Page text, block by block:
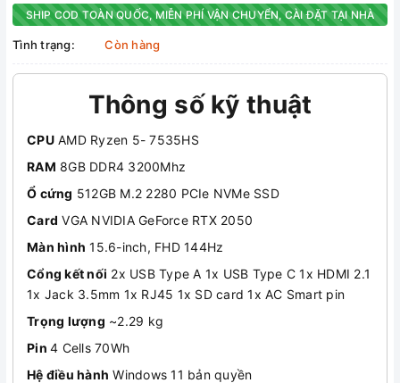
SHIP COD TOÀN QUỐC, MIỄN PHÍ VẬN CHUYỂN, CÀI ĐẶT TẠI NHÀ
Tình trạng: Còn hàng
Thông số kỹ thuật
CPUAMD Ryzen 5- 7535HS
RAM 8GB DDR4 3200Mhz
Ổ cứng 512GB M.2 2280 PCIe NVMe SSD
Card VGA NVIDIA GeForce RTX 2050
Màn hình 15.6-inch, FHD 144Hz
Cổng kết nối 2x USB Type A 1x USB Type C 1x HDMI 2.1
1x Jack 3.5mm 1x RJ45 1x SD card 1x AC Smart pin
Trọng lượng ~2.29 kg
Pin 4 Cells 70Wh
Hệ điều hành Windows 11 bản quyền